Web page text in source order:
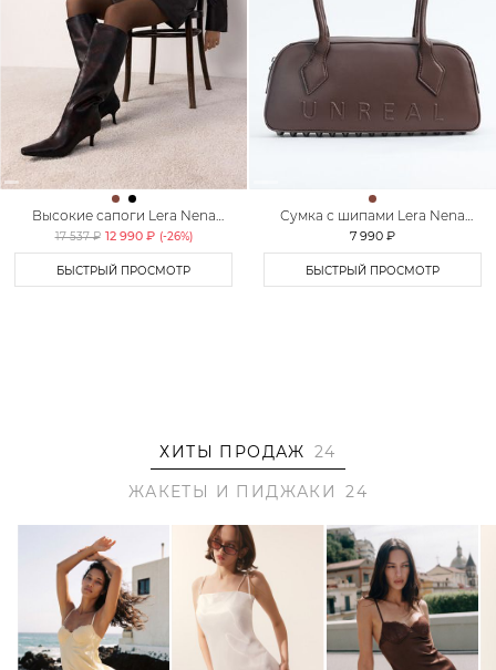
Высокие сапоги Lera Nena
Unreal
17 537 ₽ 12 990 ₽ (-26%)
БЫСТРЫЙ ПРОСМОТР
Сумка с шипами Lera Nena
Unreal
7 990 ₽
БЫСТРЫЙ ПРОСМОТР
ХИТЫ ПРОДАЖ 24
ЖАКЕТЫ И ПИДЖАКИ
24